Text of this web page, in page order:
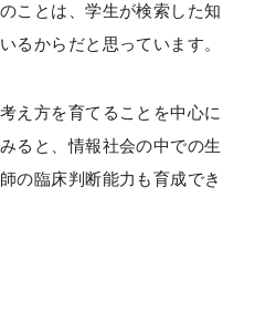
ことは、学生が検索した知
るからだと思っています。
え方を育てることを中心に
ると、情報社会の中での生
の臨床判断能力も育成でき